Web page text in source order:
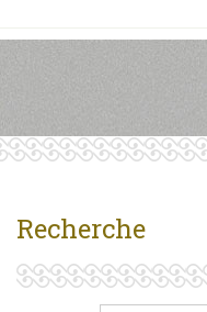
Recherche